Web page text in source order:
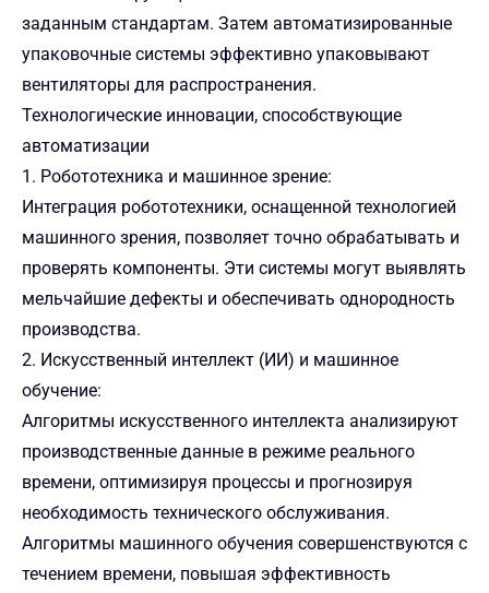
заданным стандартам. Затем автоматизированные
упаковочные системы эффективно упаковывают
вентиляторы для распространения.
Технологические инновации, способствующие
автоматизации
1. Робототехника и машинное зрение:
Интеграция робототехники, оснащенной технологией
машинного зрения, позволяет точно обрабатывать и
проверять компоненты. Эти системы могут выявлять
мельчайшие дефекты и обеспечивать однородность
производства.
2. Искусственный интеллект (ИИ) и машинное
обучение:
Алгоритмы искусственного интеллекта анализируют
производственные данные в режиме реального
времени, оптимизируя процессы и прогнозируя
необходимость технического обслуживания.
Алгоритмы машинного обучения совершенствуются с
течением времени, повышая эффективность